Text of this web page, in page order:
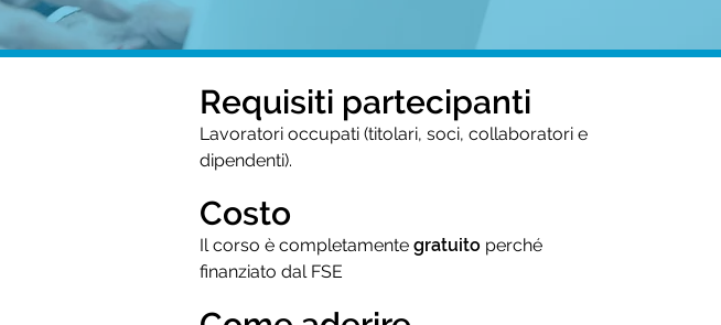
Requisiti partecipanti
Lavoratori occupati (titolari, soci, collaboratori e
dipendenti).
Costo
Il corso è completamentegratuito perché
finanziato dal FSE